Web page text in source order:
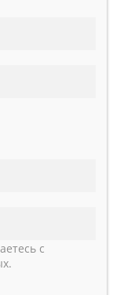
с